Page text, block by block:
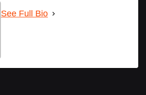
See Full Bio